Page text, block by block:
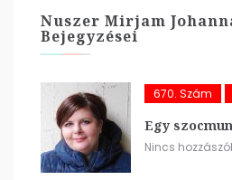
Nuszer Mirjam
Bejegyzései
670. Szám
Egy
Nincs